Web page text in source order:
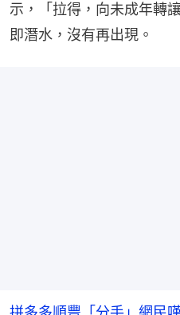
示，「拉得，向未成年轉
即潛水，沒有再出現。